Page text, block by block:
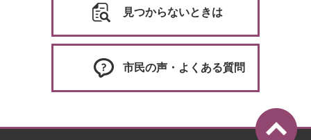
見つからないときは
市民の声・よくある質問